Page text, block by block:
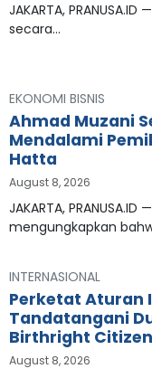
JAKARTA,
secara…
EKONOMI BISNIS
Ahmad Muzani
Mendalami
Hatta
August 8, 2026
JAKARTA,
mengungkapkan
INTERNASIONAL
Perketat Aturan
Tandatangani
Birthright
August 8, 2026